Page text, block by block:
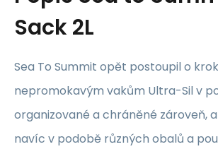
Sack 2L
Sea To Summit opět postoupil o
nepromokavým vakům Ultra-Sil v
organizované a chráněné
navíc v podobě různých obalů a